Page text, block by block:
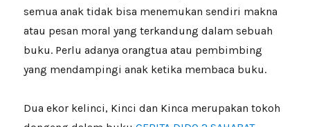
semua anak tidak bisa menemukan sendiri makna
atau pesan moral yang terkandung dalam sebuah
buku. Perlu adanya orangtua atau pembimbing
yang mendampingi anak ketika membaca buku.
Dua ekor kelinci, Kinci dan Kinca merupakan tokoh